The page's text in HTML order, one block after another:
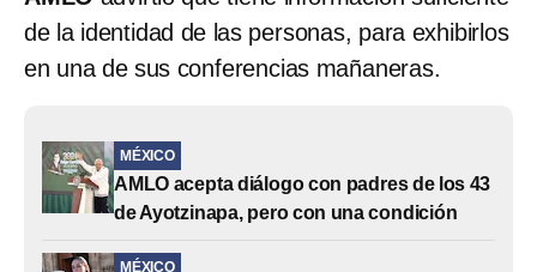
de la identidad de las personas, para exhibirlos
en una de sus conferencias mañaneras.
MÉXICO
AMLO acepta diálogo con padres de los 43
de Ayotzinapa, pero con una condición
MÉXICO